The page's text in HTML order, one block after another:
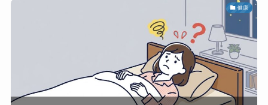
健康